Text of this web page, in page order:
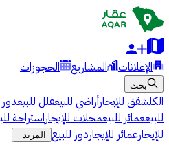
الإعلانات المشاريع الحجوزات
بحث
الكلشقق للإيجارأراضي للبيعفلل للبيعدور
للبيععمائر للبيعمحلات للإيجاراستراحة
للإيجارعمائر للإيجاردور للبيع المزيد